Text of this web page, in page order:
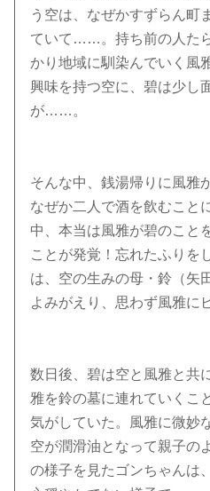
う空は、なぜかすずらん町
ていて……。持ち前の人た
かり地域に馴染んでいく風
興味を持つ空に、碧は少し
が……。
そんな中、銭湯帰りに風雅
なぜか二人で酒を飲むこと
中、本当は風雅が碧のこと
ことが発覚！忘れたふりを
は、空の生みの母・鈴（矢
よみがえり、思わず風雅に
数日後、碧は空と風雅と共
雅を鈴の墓に連れていくこ
気がしていた。風雅に微妙
空が潤滑油となって親子の
の様子を見たゴンちゃんは